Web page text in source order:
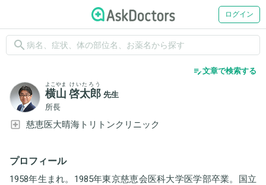
ログイン
search
edit_note文章で検索する
横山
よこやま
啓太郎
けいたろう
先生
所長
慈恵医大晴海トリトンクリニック
プロフィール
1958年生まれ。1985年東京慈恵会医科大学医学部卒業。国立